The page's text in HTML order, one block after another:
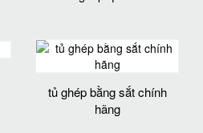
tủ ghép bằng sắt chính
hãng